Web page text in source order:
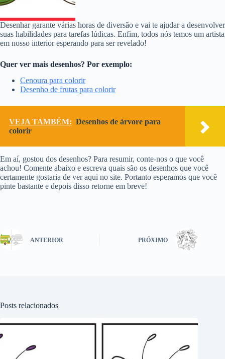
Desenhar garante várias horas de diversão e vai te ajudar a desenvolver
suas habilidades para tarefas lúdicas. Enfim, todos nós temos um artista
em nosso interior esperando para ser revelado!
Quer ver mais desenhos? Por exemplo:
Cenoura para colorir
Desenho de frutas para colorir
VEJA TAMBÉM: Desenhos de árvore para
colorir
Em aí, gostou dos desenhos? Para resumir, conte-nos o que você
achou! Comente abaixo e escreva quais são os desenhos que você
certamente gostaria de ver aqui no site. Portanto esperamos que você
pinte bastante e depois disso retorne em breve!
ANTERIOR PRÓXIMO
Posts relacionados